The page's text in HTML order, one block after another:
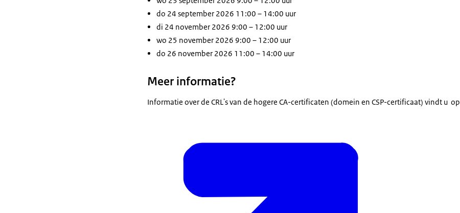
do 24 september 2026 11:00 – 14:00 uur
di 24 november 2026 9:00 – 12:00 uur
wo 25 november 2026 9:00 – 12:00 uur
do 26 november 2026 11:00 – 14:00 uur
Meer informatie?
Informatie over de CRL's van de hogere CA-certificaten (domein en CSP-certificaat) vindt u op